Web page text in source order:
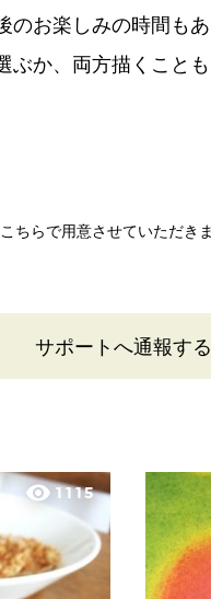
お楽しみの時間もあ
か、両方描くことも
ちらで用意させていただきま
サポートへ通報する
visibility 1115